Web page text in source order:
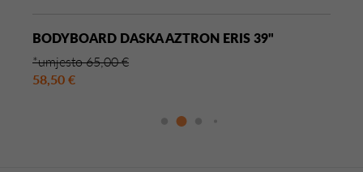
BODYBOARD DASKA AZTRON ERIS 39"
*umjesto 65,00 €
58,50 €